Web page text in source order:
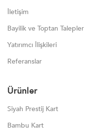
İletişim
Bayilik ve Toptan Talepler
Yatırımcı İlişkileri
Referanslar
Ürünler
Siyah Prestij Kart
Bambu Kart